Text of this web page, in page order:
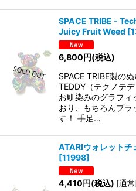
SPACE TRIBE -
Juicy Fruit Weed [
6,800円(税込)
SPACE TRIBE製の
TEDDY（テクノテ
お馴染みのグラフィ
おり、もちろんブラ
す！ 手足…
ATARIウォレットチ
[11998]
4,410円(税込) [通